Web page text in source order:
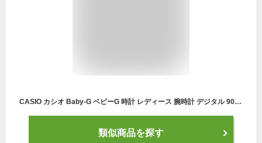
CASIO カシオ Baby-G ベビーG 時計 レディース 腕時計 デジタル 90年代 90'S ラウンドフェイス スペシャルロゴカラー ブルー パープル ピンク ジオメトリック BGD-570THB-7 女性 高校生 大学生 社会人 部活 研修 誕生日 お祝い 彼女へ ギフト 合格 入学 卒業 社会人
類似商品を探す